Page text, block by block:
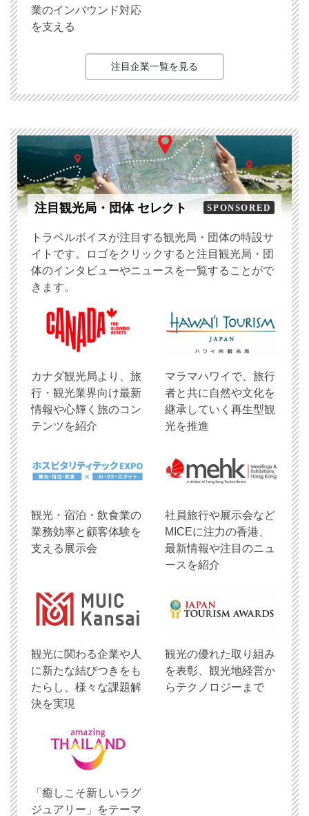
業のインバウンド対応
を支える
注目企業一覧を見る
注目観光局・団体 セレクト SPONSORED
トラベルボイスが注目する観光局・団体の特設サ
イトです。ロゴをクリックすると注目観光局・団
体のインタビューやニュースを一覧することがで
きます。
​カナダ観光局より、旅
行・観光業界向け最新
情報や心輝く旅のコン
テンツを紹介
マラマハワイで、旅行
者と共に自然や文化を
継承していく再生型観
光を推進
観光・宿泊・飲食業の
業務効率と顧客体験を
支える展示会
社員旅行や展示会など
MICEに注力の香港、
最新情報や注目のニュ
ースを紹介
観光に関わる企業や人
に新たな結びつきをも
たらし、様々な課題解
決を実現
観光の優れた取り組み
を表彰、観光地経営か
らテクノロジーまで
「癒しこそ新しいラグ
ジュアリー」をテーマ